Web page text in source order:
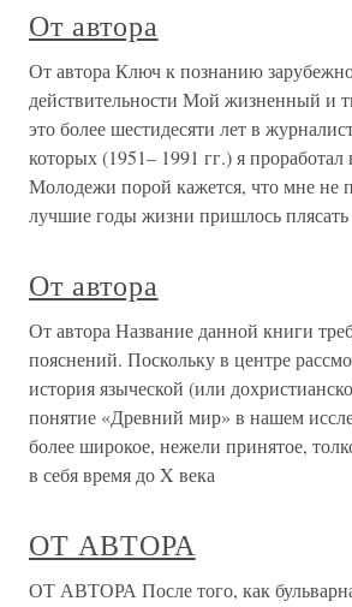
От автора
От автора Ключ к познанию
действительности Мой жизненный и
это более шестидесяти лет в
которых (1951– 1991 гг.) я проработал
Молодежи порой кажется, что мне не
лучшие годы жизни пришлось
От автора
От автора Название данной книги
пояснений. Поскольку в центре
история языческой (или
понятие «Древний мир» в нашем
более широкое, нежели принятое,
в себя время до X века
ОТ АВТОРА
ОТ АВТОРА После того, как